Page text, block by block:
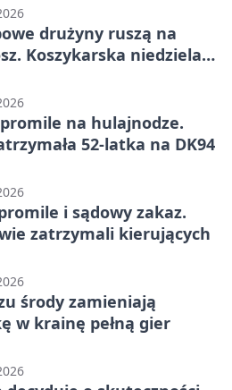
drużyny ruszą na
Koszykarska niedziela
na hulajnodze.
52-latka na DK94
i sądowy zakaz.
zatrzymali kierujących
środy zamieniają
w krainę pełną gier